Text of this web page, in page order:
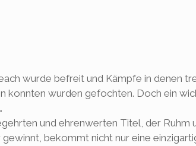
wurde befreit und Kämpfe in denen
konnten wurden gefochten. Doch ein
und ehrenwerten Titel, der Ruhm
bekommt nicht nur eine